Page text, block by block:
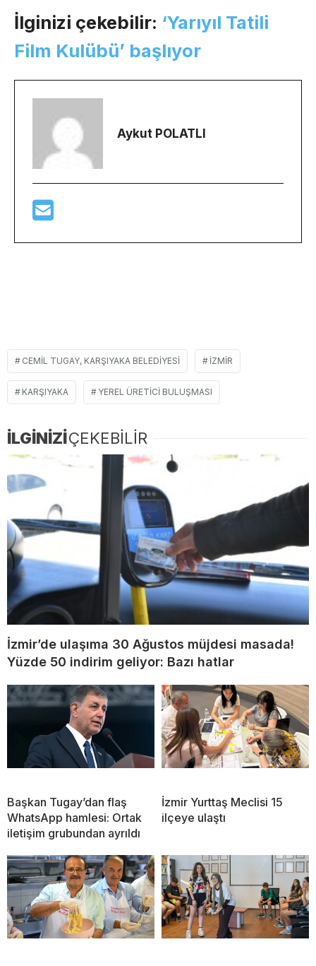
İlginizi çekebilir: ‘Yarıyıl Tatili
Film Kulübü’ başlıyor
Aykut POLATLI
CEMIL TUGAY, KARŞIYAKA BELEDIYESI İZMIR
KARŞIYAKA YEREL ÜRETICI BULUŞMASI
İLGİNİZİÇEKEBİLİR
İzmir’de ulaşıma 30 Ağustos müjdesi masada!
Yüzde 50 indirim geliyor: Bazı hatlar
Başkan Tugay’dan flaş
WhatsApp hamlesi: Ortak
iletişim grubundan ayrıldı
İzmir Yurttaş Meclisi 15
ilçeye ulaştı